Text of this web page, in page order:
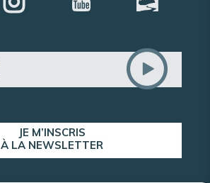
JE M’INSCRIS
À LA NEWSLETTER